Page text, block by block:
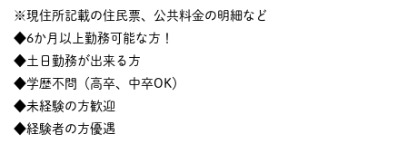
※現住所記載の住民票、公共料金の明細など
◆6か月以上勤務可能な方！
◆土日勤務が出来る方
◆学歴不問（高卒、中卒OK）
◆未経験の方歓迎
◆経験者の方優遇